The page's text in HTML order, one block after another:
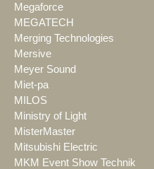
Megaforce
MEGATECH
Merging Technologies
Mersive
Meyer Sound
Miet-pa
MILOS
Ministry of Light
MisterMaster
Mitsubishi Electric
MKM Event Show Technik